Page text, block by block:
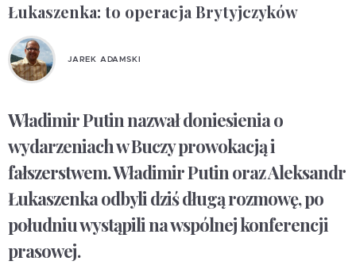
Łukaszenka: to operacja Brytyjczyków
JAREK ADAMSKI
Władimir Putin nazwał doniesienia o
wydarzeniach w Buczy prowokacją i
fałszerstwem. Władimir Putin oraz Aleksandr
Łukaszenka odbyli dziś długą rozmowę, po
południu wystąpili na wspólnej konferencji
prasowej.